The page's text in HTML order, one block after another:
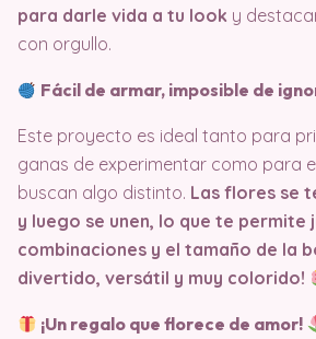
para darle vida a tu look y
con orgullo.
Fácil de armar, imposible de
Este proyecto es ideal tanto para
ganas de experimentar como para
buscan algo distinto. Las flores se
y luego se unen, lo que te permite
combinaciones y el tamaño de la
divertido, versátil y muy colorido!
¡Un regalo que florece de amor!